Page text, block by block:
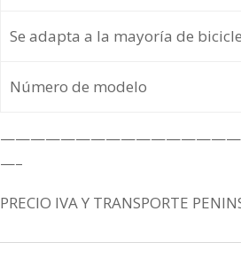
Se adapta a la mayoría de
Número de modelo
—–
PRECIO IVA Y TRANSPORTE